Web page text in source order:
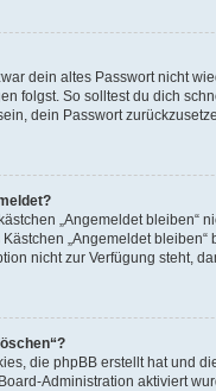
dein altes Passwort nicht
folgst. So solltest du dich
dein Passwort
„Angemeldet bleiben“
„Angemeldet
nicht zur Verfügung steht,
die phpBB erstellt hat
Administration aktiviert